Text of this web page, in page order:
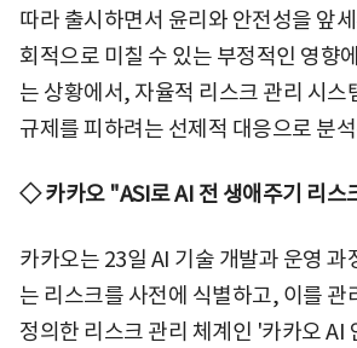
따라 출시하면서 윤리와 안전성을 앞
회적으로 미칠 수 있는 부정적인 영향
는 상황에서, 자율적 리스크 관리 시스
규제를 피하려는 선제적 대응으로 분
◇ 카카오 "ASI로 AI 전 생애주기 리스
카카오는 23일 AI 기술 개발과 운영 과
는 리스크를 사전에 식별하고, 이를 관
정의한 리스크 관리 체계인 '카카오 AI